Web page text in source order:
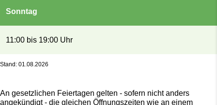
Sonntag
11:00 bis 19:00 Uhr
Stand: 01.08.2026
An gesetzlichen Feiertagen gelten - sofern nicht anders
angekündigt - die gleichen Öffnungszeiten wie an einem